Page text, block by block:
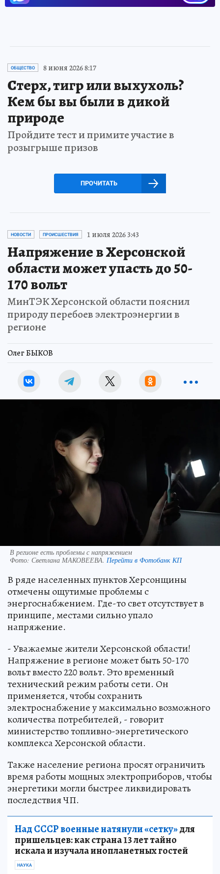
ОБЩЕСТВО 8 июня 2026 8:17
Стерх, тигр или выхухоль?
Кем бы вы были в дикой
природе
Пройдите тест и примите участие в
розыгрыше призов
ПРОЧИТАТЬ
НОВОСТИ ПРОИСШЕСТВИЯ 1 июля 2026 3:43
Напряжение в Херсонской
области может упасть до 50-
170 вольт
МинТЭК Херсонской области пояснил
природу перебоев электроэнергии в
регионе
Олег БЫКОВ
В регионе есть проблемы с напряжением
Фото: Светлана МАКОВЕЕВА. Перейти в Фотобанк КП
В ряде населенных пунктов Херсонщины
отмечены ощутимые проблемы с
энергоснабжением. Где-то свет отсутствует в
принципе, местами сильно упало
напряжение.
- Уважаемые жители Херсонской области!
Напряжение в регионе может быть 50-170
вольт вместо 220 вольт. Это временный
технический режим работы сети. Он
применяется, чтобы сохранить
электроснабжение у максимально возможного
количества потребителей, - говорит
министерство топливно-энергетического
комплекса Херсонской области.
Также население региона просят ограничить
время работы мощных электроприборов, чтобы
энергетики могли быстрее ликвидировать
последствия ЧП.
Над СССР военные натянули «сетку»для
пришельцев: как страна 13 лет тайно
искала и изучала инопланетных гостей
НАУКА